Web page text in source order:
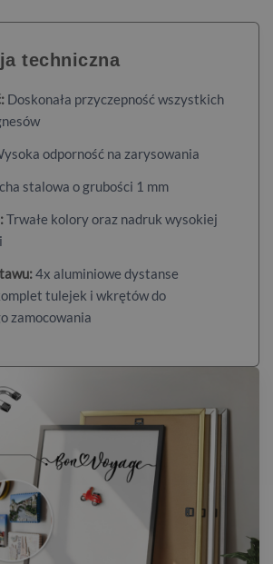
techniczna
Doskonała przyczepność wszystkich
odporność na zarysowania
stalowa o grubości 1 mm
Trwałe kolory oraz nadruk wysokiej
4x aluminiowe dystanse
tulejek i wkrętów do
zamocowania